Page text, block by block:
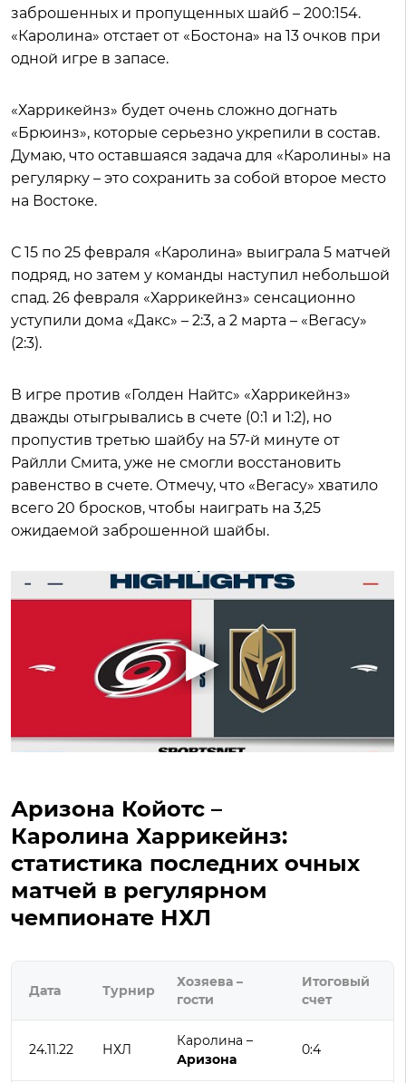
заброшенных и пропущенных шайб – 200:154.
«Каролина» отстает от «Бостона» на 13 очков при
одной игре в запасе.
«Харрикейнз» будет очень сложно догнать
«Брюинз», которые серьезно укрепили в состав.
Думаю, что оставшаяся задача для «Каролины» на
регулярку – это сохранить за собой второе место
на Востоке.
С 15 по 25 февраля «Каролина» выиграла 5 матчей
подряд, но затем у команды наступил небольшой
спад. 26 февраля «Харрикейнз» сенсационно
уступили дома «Дакс» – 2:3, а 2 марта – «Вегасу»
(2:3).
В игре против «Голден Найтс» «Харрикейнз»
дважды отыгрывались в счете (0:1 и 1:2), но
пропустив третью шайбу на 57-й минуте от
Райлли Смита, уже не смогли восстановить
равенство в счете. Отмечу, что «Вегасу» хватило
всего 20 бросков, чтобы наиграть на 3,25
ожидаемой заброшенной шайбы.
Аризона Койотс –
Каролина Харрикейнз:
статистика последних очных
матчей в регулярном
чемпионате НХЛ
Дата Турнир
Хозяева –
гости
Итоговый
счет
24.11.22 НХЛ
Каролина –
Аризона
0:4